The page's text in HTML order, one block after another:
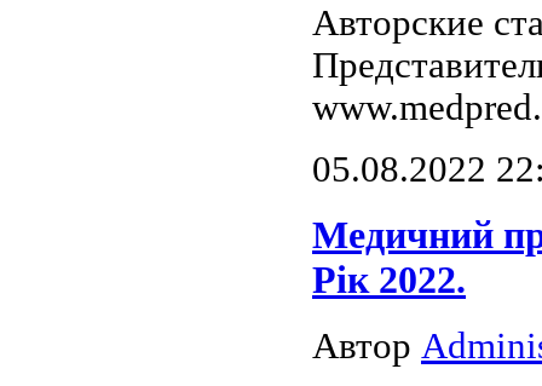
Авторские
05.08.2022
Медичний
Рік 2022.
Автор